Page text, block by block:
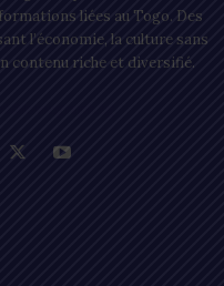
liées au Togo. Des
l’économie, la culture sans
contenu riche et diversifié.